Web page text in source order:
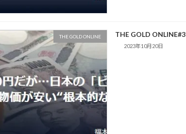
THE GOLD ONLINE THE GOLD ONLINE#3
2023年10月20日